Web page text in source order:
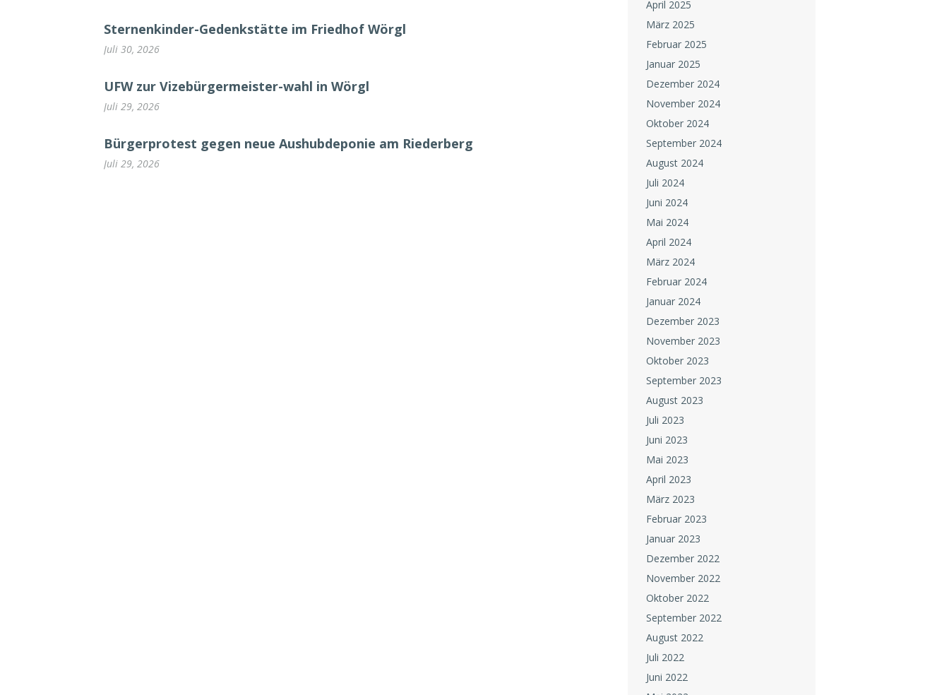
Sternenkinder-Gedenkstätte im Friedhof Wörgl
Juli 30, 2026
UFW zur Vizebürgermeister-wahl in Wörgl
Juli 29, 2026
Bürgerprotest gegen neue Aushubdeponie am Riederberg
Juli 29, 2026
April 2025
März 2025
Februar 2025
Januar 2025
Dezember 2024
November 2024
Oktober 2024
September 2024
August 2024
Juli 2024
Juni 2024
Mai 2024
April 2024
März 2024
Februar 2024
Januar 2024
Dezember 2023
November 2023
Oktober 2023
September 2023
August 2023
Juli 2023
Juni 2023
Mai 2023
April 2023
März 2023
Februar 2023
Januar 2023
Dezember 2022
November 2022
Oktober 2022
September 2022
August 2022
Juli 2022
Juni 2022